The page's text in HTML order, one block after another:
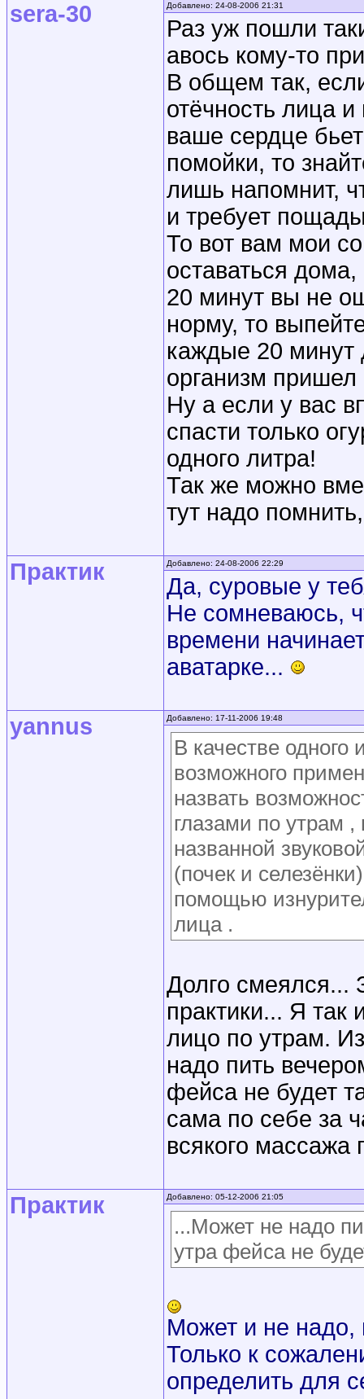
sera-30 Добавлено: 24-08-2006 21:31
Раз уж пошли
авось кому-то
В общем так,
отёчность лица
ваше сердце
помойки, то
лишь напомнит,
и требует
То вот вам мои
оставаться
20 минут вы не
норму, то
каждые 20 минут
организм
Ну а если у вас
спасти только
одного литра!
Так же можно
тут надо
Практик Добавлено: 24-08-2006 22:29
Да, суровые у
Не сомневаюсь,
времени
аватарке...
yannus Добавлено: 17-11-2006 19:48
В качестве
возможного
назвать
глазами по утрам
названной
(почек и
помощью
лица .
Долго смеялся...
практики... Я так
лицо по утрам.
надо пить
фейса не будет
сама по себе за
всякого
Практик Добавлено: 05-12-2006 21:05
...Может не надо
утра фейса не
Может и не надо,
Только к
определить для